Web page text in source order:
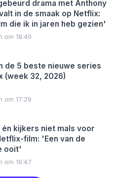
drama met Anthony
in de smaak op Netflix:
die ik in jaren heb gezien'
om 18:40
de 5 beste nieuwe series
(week 32, 2026)
om 17:29
én kijkers niet mals voor
film: 'Een van de
ooit'
om 16:47